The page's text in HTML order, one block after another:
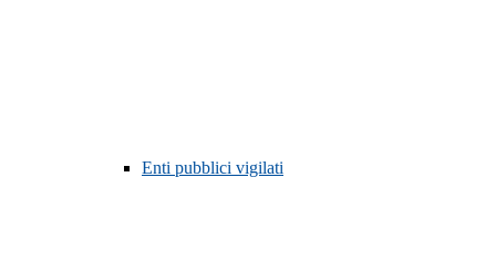
Enti pubblici vigilati